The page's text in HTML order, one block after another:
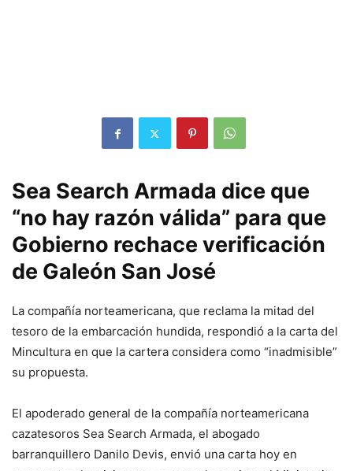
Sea Search Armada dice que
“no hay razón válida” para que
Gobierno rechace verificación
de Galeón San José
La compañía norteamericana, que reclama la mitad del
tesoro de la embarcación hundida, respondió a la carta del
Mincultura en que la cartera considera como “inadmisible”
su propuesta.
El apoderado general de la compañía norteamericana
cazatesoros Sea Search Armada, el abogado
barranquillero Danilo Devis, envió una carta hoy en